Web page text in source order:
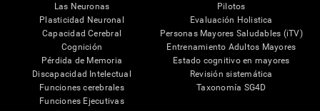
Las Neuronas
Plasticidad Neuronal
Capacidad Cerebral
Cognición
Pérdida de Memoria
Discapacidad Intelectual
Funciones cerebrales
Funciones Ejecutivas
Pilotos
Evaluación Holistica
Personas Mayores Saludables (iTV)
Entrenamiento Adultos Mayores
Estado cognitivo en mayores
Revisión sistemática
Taxonomía SG4D